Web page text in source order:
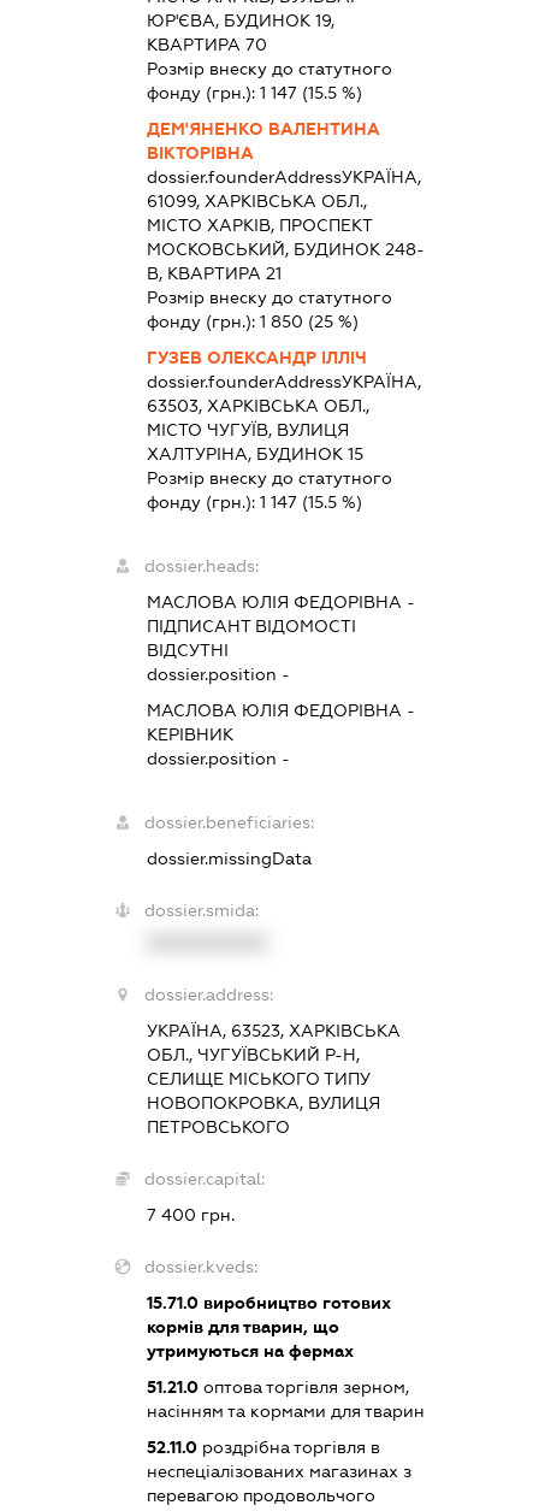
ЮР'ЄВА, БУДИНОК 19,
КВАРТИРА 70
Розмір внеску до статутного
фонду (грн.):1 147 (15.5 %)
ДЕМ'ЯНЕНКО ВАЛЕНТИНА
ВІКТОРІВНА
dossier.founderAddressУКРАЇНА,
61099, ХАРКІВСЬКА ОБЛ.,
МІСТО ХАРКІВ, ПРОСПЕКТ
МОСКОВСЬКИЙ, БУДИНОК 248-
В, КВАРТИРА 21
Розмір внеску до статутного
фонду (грн.):1 850 (25 %)
ГУЗЕВ ОЛЕКСАНДР ІЛЛІЧ
dossier.founderAddressУКРАЇНА,
63503, ХАРКІВСЬКА ОБЛ.,
МІСТО ЧУГУЇВ, ВУЛИЦЯ
ХАЛТУРІНА, БУДИНОК 15
Розмір внеску до статутного
фонду (грн.):1 147 (15.5 %)
dossier.heads:
МАСЛОВА ЮЛІЯ ФЕДОРІВНА -
ПІДПИСАНТВІДОМОСТІ
ВІДСУТНІ
dossier.position -
МАСЛОВА ЮЛІЯ ФЕДОРІВНА -
КЕРІВНИК
dossier.position -
dossier.beneficiaries:
dossier.missingData
dossier.smida:
dossier.address:
УКРАЇНА, 63523, ХАРКІВСЬКА
ОБЛ., ЧУГУЇВСЬКИЙ Р-Н,
СЕЛИЩЕ МІСЬКОГО ТИПУ
НОВОПОКРОВКА, ВУЛИЦЯ
ПЕТРОВСЬКОГО
dossier.capital:
7 400 грн.
dossier.kveds:
15.71.0 виробництво готових
кормів для тварин, що
утримуються на фермах
51.21.0 оптова торгівля зерном,
насінням та кормами для тварин
52.11.0 роздрібна торгівля в
неспеціалізованих магазинах з
перевагою продовольчого